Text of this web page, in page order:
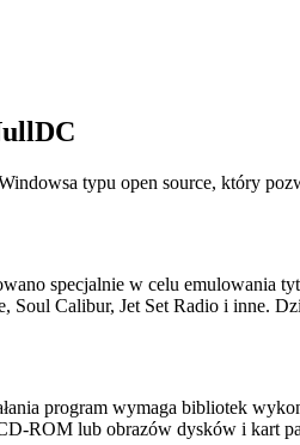
typu open source, który
specjalnie w celu emulowania
Soul Calibur, Jet Set Radio i inne.
program wymaga bibliotek
ROM lub obrazów dysków i kart